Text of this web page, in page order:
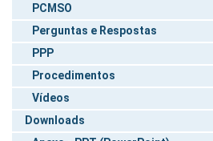
PCMSO
Perguntas e Respostas
PPP
Procedimentos
Vídeos
Downloads